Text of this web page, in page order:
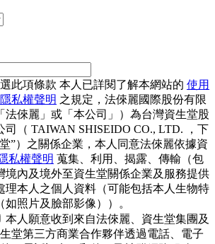
此項條款 本人已詳閱了解本網站的 使用
隱私權聲明 之規定，法倈麗國際股份有限
法倈麗」或「本公司」）為台灣資生堂股
司（ TAIWAN SHISEIDO CO., LTD. ，下
”）之關係企業，本人同意法倈麗依據資
私權聲明 蒐集、利用、揭露、傳輸（包
境內及境外至資生堂關係企業及服務提供
理本人之個人資料（可能包括本人生物特
如照片及臉部影像））。
本人願意收到來自法倈麗、資生堂集團及
堂第三方商業合作夥伴透過電話、電子